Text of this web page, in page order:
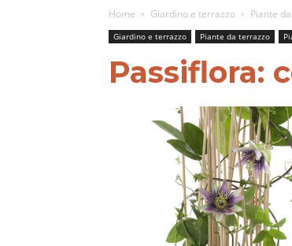
Home Giardino e terrazzo Piante
Giardino e terrazzo Piante da terrazzo
Passiflora: